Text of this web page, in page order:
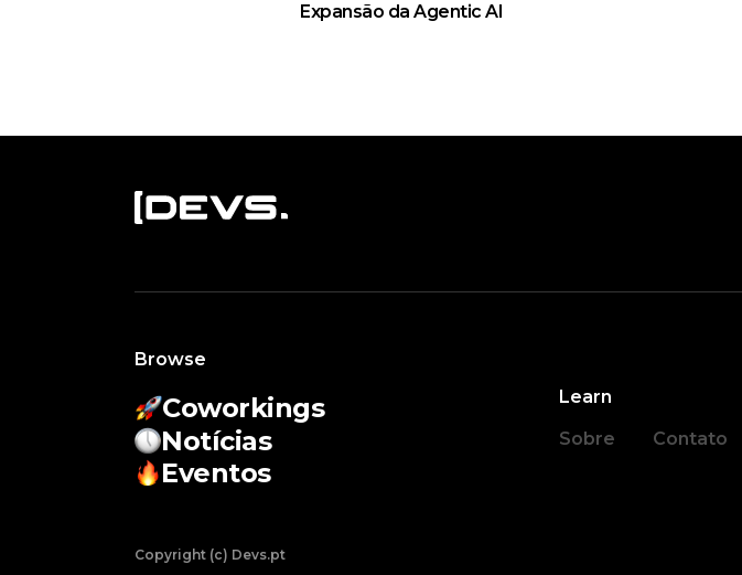
Expansão da Agentic AI
Browse
Coworkings
Notícias
Eventos
Learn
Sobre
Contato
Copyright (c) Devs.pt